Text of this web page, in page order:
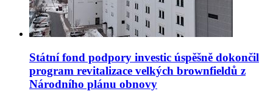
Státní fond podpory investic úspěšně dokončil
program revitalizace velkých brownfieldů z
Národního plánu obnovy